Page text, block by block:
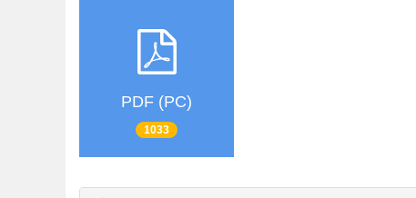
PDF (PC)
1033